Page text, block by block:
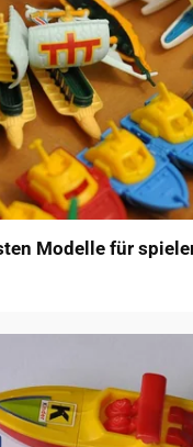
Modelle für